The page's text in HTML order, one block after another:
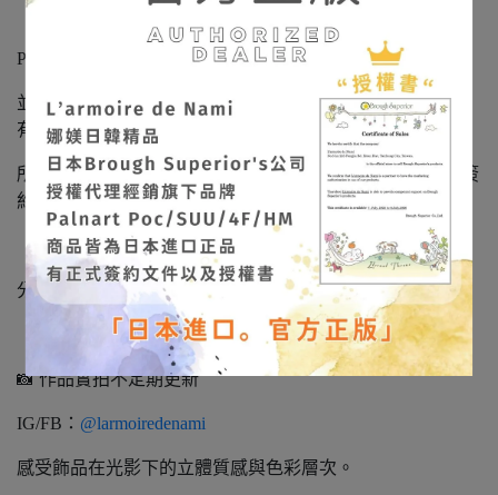
「娜媄日韓精品」是日本 Broush Superior’s 公司正式授權的
Palnart Poc 日本海外經銷商，
並經銷代理其旗下系列品牌：SUU / 4F / HM。（本賣場皆
有販售，歡迎詢問）
所有飾品皆為日本製造‧日本進口正品，持有正式授權與簽
約文件，請安心選購。
「娜媄日韓精品」很榮幸能將日本手作藝術帶到台灣，
分享這份細緻、溫柔且充滿靈魂的美。
📸 作品實拍不定期更新
IG/FB： @larmoiredenami
感受飾品在光影下的立體質感與色彩層次。